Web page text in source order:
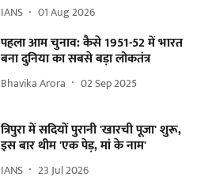
IANS 01 Aug 2026
पहला आम चुनाव: कैसे 1951-52 में भारत
बना दुनिया का सबसे बड़ा लोकतंत्र
Bhavika Arora 02 Sep 2025
त्रिपुरा में सदियों पुरानी 'खारची पूजा' शुरू,
इस बार थीम 'एक पेड़, मां के नाम'
IANS 23 Jul 2026